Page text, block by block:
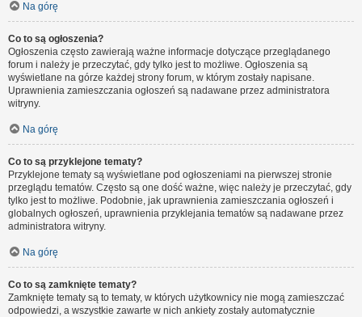
Na górę
Co to są ogłoszenia?
Ogłoszenia często zawierają ważne informacje dotyczące przeglądanego
forum i należy je przeczytać, gdy tylko jest to możliwe. Ogłoszenia są
wyświetlane na górze każdej strony forum, w którym zostały napisane.
Uprawnienia zamieszczania ogłoszeń są nadawane przez administratora
witryny.
Na górę
Co to są przyklejone tematy?
Przyklejone tematy są wyświetlane pod ogłoszeniami na pierwszej stronie
przeglądu tematów. Często są one dość ważne, więc należy je przeczytać, gdy
tylko jest to możliwe. Podobnie, jak uprawnienia zamieszczania ogłoszeń i
globalnych ogłoszeń, uprawnienia przyklejania tematów są nadawane przez
administratora witryny.
Na górę
Co to są zamknięte tematy?
Zamknięte tematy są to tematy, w których użytkownicy nie mogą zamieszczać
odpowiedzi, a wszystkie zawarte w nich ankiety zostały automatycznie